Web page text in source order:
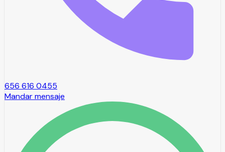
656 616 0455
Mandar mensaje